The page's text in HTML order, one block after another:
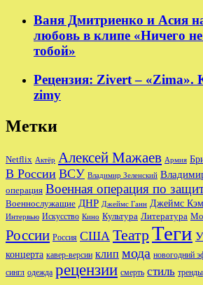
Ваня Дмитриенко и Асия
любовь в клипе «Ничего не
тобой»
Рецензия: Zivert – «Zima».
zimy
Метки
Netflix Актёр Алексей Мажаев Армия
В России ВСУ Владимир Зеленский
операция Военная операция по
Военнослужащие ДНР Джеймс Ганн Джеймс
Интервью Искусство Кино Культура Литература
России Россия США ТеатрТеги
концерта кавер-версии клип мода новогодний
сингл одежда рецензии смерть стиль тренды